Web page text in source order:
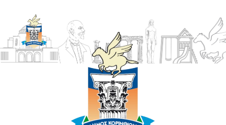
ΔΗΜΟΣ
ΚΟΡΙΝΘΙΩΝ